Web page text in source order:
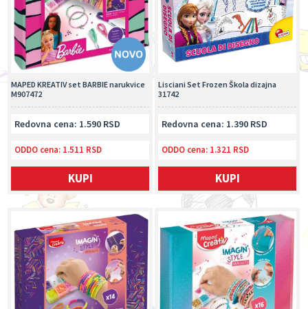
Lisciani Set Frozen Škola dizajna
31742
Redovna cena: 1.390 RSD
ODDO cena: 1.321 RSD
KUPI
MAPED KREATIV set BARBIE narukvice
M907472
Redovna cena: 1.590 RSD
ODDO cena: 1.511 RSD
KUPI